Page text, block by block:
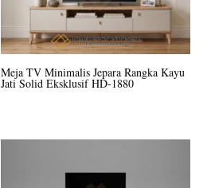
Meja TV Minimalis Jepara Rangka Kayu
Jati Solid Eksklusif HD-1880